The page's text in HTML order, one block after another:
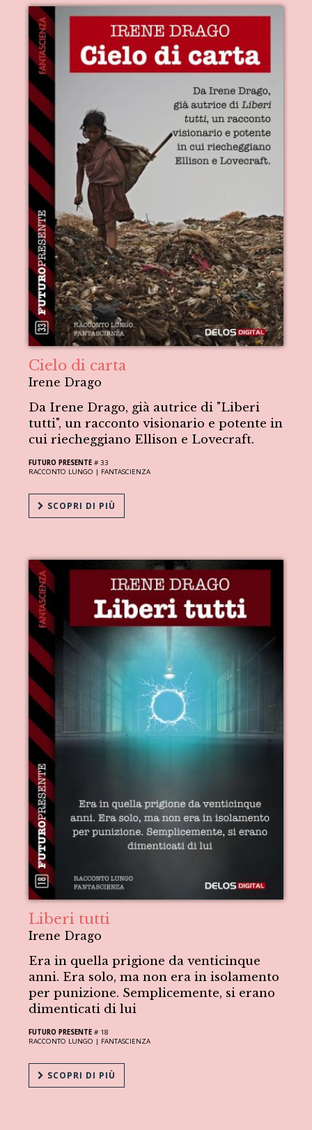
Cielo di carta
Irene Drago
Da Irene Drago, già autrice di "Liberi
tutti", un racconto visionario e potente in
cui riecheggiano Ellison e Lovecraft.
FUTURO PRESENTE # 33
RACCONTO LUNGO | FANTASCIENZA
SCOPRI DI PIÙ
Liberi tutti
Irene Drago
Era in quella prigione da venticinque
anni. Era solo, ma non era in isolamento
per punizione. Semplicemente, si erano
dimenticati di lui
FUTURO PRESENTE # 18
RACCONTO LUNGO | FANTASCIENZA
SCOPRI DI PIÙ